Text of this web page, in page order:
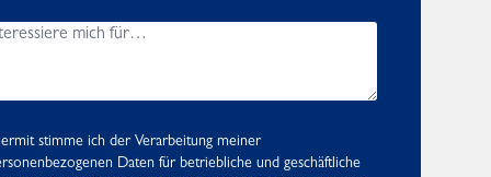
stimme ich der Verarbeitung meiner
Daten für betriebliche und geschäftliche